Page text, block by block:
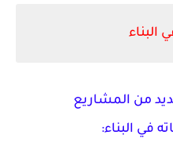
البناء
من المشاريع
في البناء: